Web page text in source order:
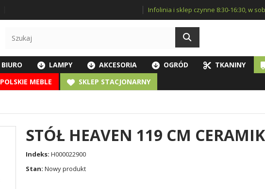
Infolinia i sklep czynne 8:30-16:30, w
BIURO LAMPY AKCESORIA OGRÓD TKANINY
POLSKIE MEBLE
SKLEP STACJONARNY
STÓŁ HEAVEN 119 CM
Indeks: H000022900
Stan: Nowy produkt